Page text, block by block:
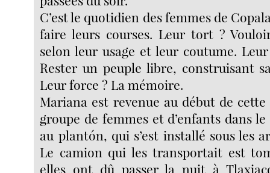
C’est le quotidien des femmes de
faire leurs courses. Leur tort ?
selon leur usage et leur coutume.
Rester un peuple libre, construisant
Leur force ? La mémoire.
Mariana est revenue au début de
groupe de femmes et d’enfants dans
au plantón, qui s’est installé sous les
Le camion qui les transportait est
elles ont dû passer la nuit à